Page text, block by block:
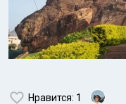
Нравится: 1